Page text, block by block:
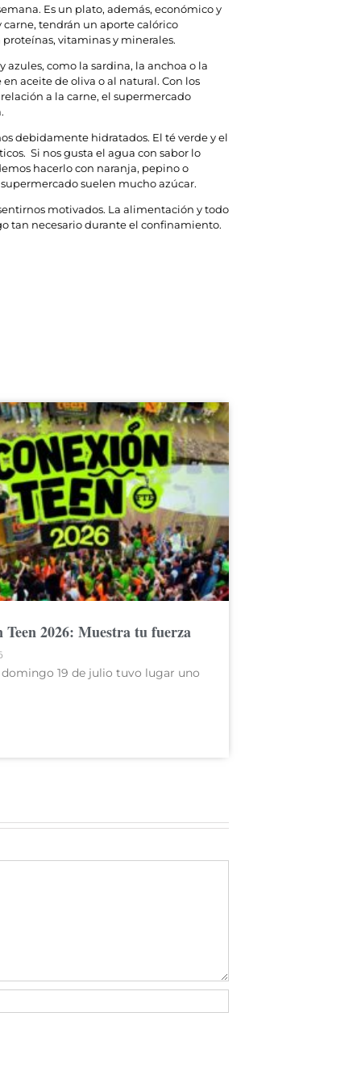
Es un plato, además, económico y
tendrán un aporte calórico
vitaminas y minerales.
azules, como la sardina, la anchoa o la
aceite de oliva o al natural. Con los
a la carne, el supermercado
debidamente hidratados. El té verde y el
Si nos gusta el agua con sabor lo
hacerlo con naranja, pepino o
suelen mucho azúcar.
motivados. La alimentación y todo
tan necesario durante el confinamiento.
Teen 2026: Muestra tu fuerza
domingo 19 de julio tuvo lugar uno